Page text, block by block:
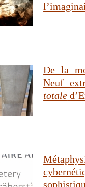
De la
Neuf
totale